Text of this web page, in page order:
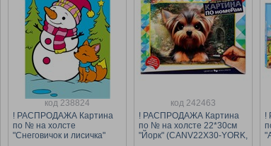
код 238824
! РАСПРОДАЖА Картина
по № на холсте
"Снеговичок и лисичка"
код 242463
! РАСПРОДАЖА Картина
по № на холсте 22*30см
"Йорк" (CANV22X30-YORK,
!